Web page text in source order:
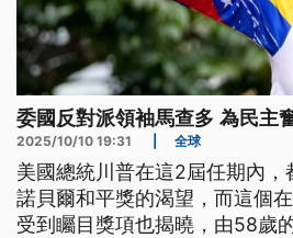
委國反對派領袖馬查多 為民主
2025/10/10 19:31 全球
美國總統川普在這2屆任期內
諾貝爾和平獎的渴望，而這個
受到矚目獎項也揭曉，由58歲